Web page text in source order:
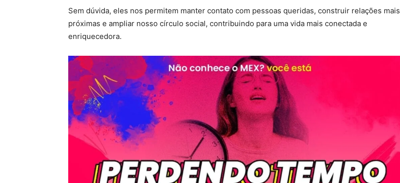
Sem dúvida, eles nos permitem manter contato com pessoas queridas, construir relações mais
próximas e ampliar nosso círculo social, contribuindo para uma vida mais conectada e
enriquecedora.